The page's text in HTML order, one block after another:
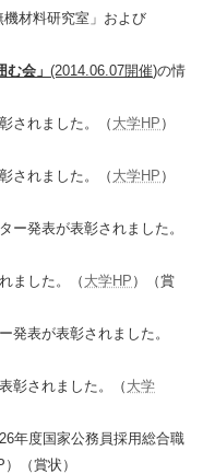
材料研究室」および
む会」 (2014.06.07開催)の情
されました。（ 大学HP ）
されました。（ 大学HP ）
発表が表彰されました。
ました。（ 大学HP ）（賞
表が表彰されました。
彰されました。（ 大学
年度国家公務員採用総合職
（賞状）